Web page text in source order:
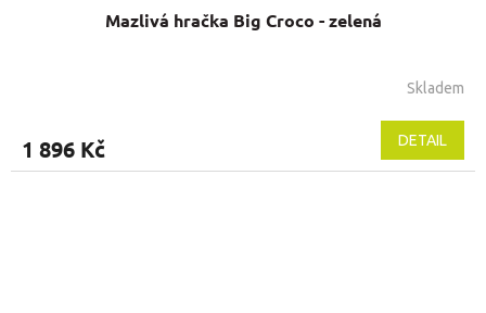
Mazlivá hračka Big Croco - zelená
Skladem
1 896 Kč DETAIL